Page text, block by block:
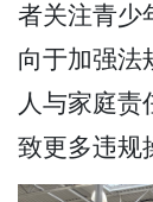
者关注青少
向于加强法
人与家庭责
致更多违规